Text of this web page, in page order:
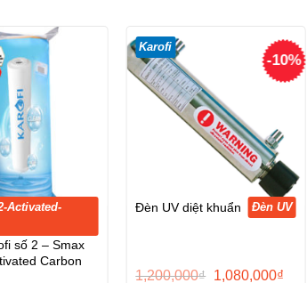
Activated-
số 2 – Smax
Carbon
-10%
Karofi
Đèn UV
Đèn UV diệt khuẩn
1,200,000₫ Giá
1,080,000₫